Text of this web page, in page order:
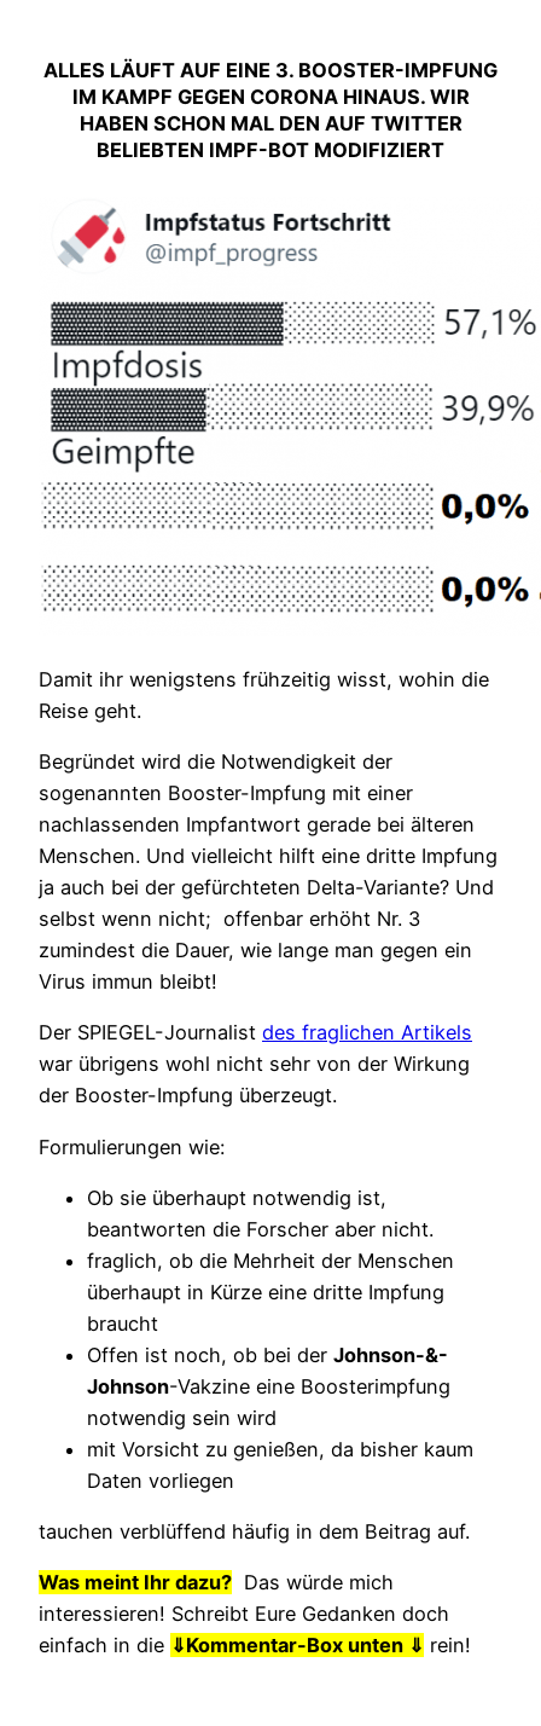
ALLES LÄUFT AUF EINE 3. BOOSTER-IMPFUNG
IM KAMPF GEGEN CORONA HINAUS. WIR
HABEN SCHON MAL DEN AUF TWITTER
BELIEBTEN IMPF-BOT MODIFIZIERT
Damit ihr wenigstens frühzeitig wisst, wohin die
Reise geht.
Begründet wird die Notwendigkeit der
sogenannten Booster-Impfung mit einer
nachlassenden Impfantwort gerade bei älteren
Menschen. Und vielleicht hilft eine dritte Impfung
ja auch bei der gefürchteten Delta-Variante? Und
selbst wenn nicht; offenbar erhöht Nr. 3
zumindest die Dauer, wie lange man gegen ein
Virus immun bleibt!
Der SPIEGEL-Journalist des fraglichen Artikels
war übrigens wohl nicht sehr von der Wirkung
der Booster-Impfung überzeugt.
Formulierungen wie:
Ob sie überhaupt notwendig ist,
beantworten die Forscher aber nicht.
fraglich, ob die Mehrheit der Menschen
überhaupt in Kürze eine dritte Impfung
braucht
Offen ist noch, ob bei der Johnson-&-
Johnson-Vakzine eine Boosterimpfung
notwendig sein wird
mit Vorsicht zu genießen, da bisher kaum
Daten vorliegen
tauchen verblüffend häufig in dem Beitrag auf.
Was meint Ihr dazu? Das würde mich
interessieren! Schreibt Eure Gedanken doch
einfach in die ⇓Kommentar-Box unten ⇓ rein!